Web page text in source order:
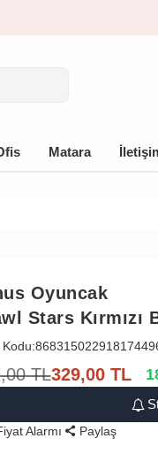
Matara
Oyuncak
Stars Kırmızı
TL329,00 TL
Alarmı Paylaş